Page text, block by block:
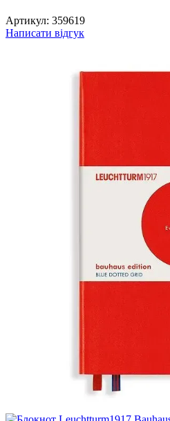
Артикул: 359619
Написати відгук